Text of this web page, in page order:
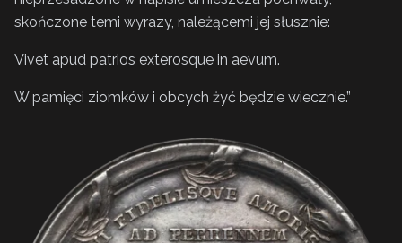
skończone temi wyrazy, należącemi jej słusznie:
Vivet apud patrios exterosque in aevum.
W pamięci ziomków i obcych żyć będzie wiecznie.”